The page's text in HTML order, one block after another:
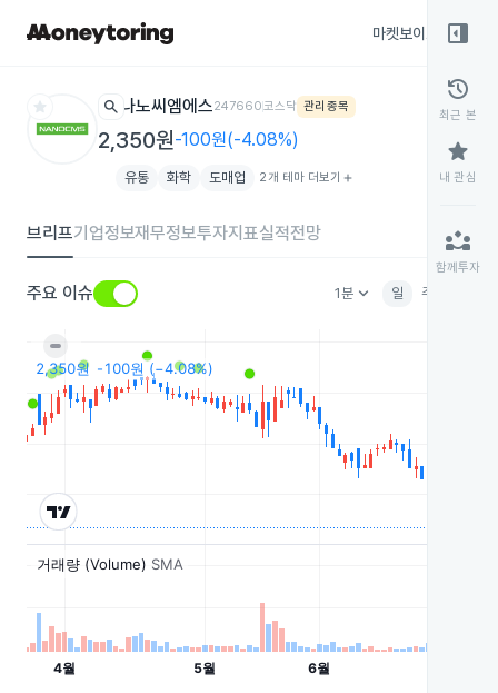
마켓보이스
star search 나노씨엠에스247660코스닥 관리종목
2,350원-100원(-4.08%)
유통 화학 도매업 2개 테마 더보기 add
브리프기업정보재무정보투자지표실적전망
주요 이슈 1분keyboard_arrow_down 일 주
right_panel_open
history
최근 본
star
내 관심
partner_exchange
함께투자